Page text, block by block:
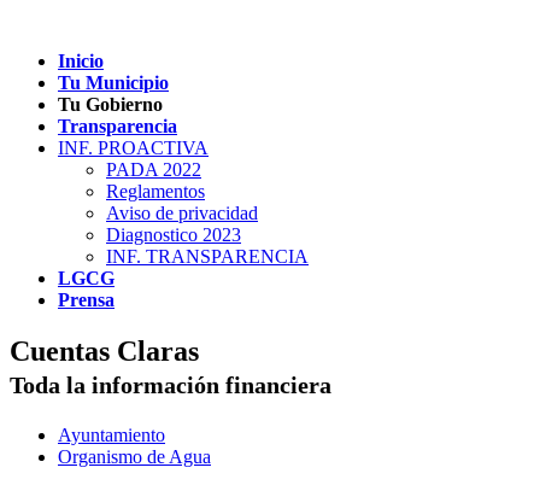
Inicio
Tu Municipio
Tu Gobierno
Transparencia
INF. PROACTIVA
PADA 2022
Reglamentos
Aviso de privacidad
Diagnostico 2023
INF. TRANSPARENCIA
LGCG
Prensa
Cuentas Claras
Toda la información financiera
Ayuntamiento
Organismo de Agua